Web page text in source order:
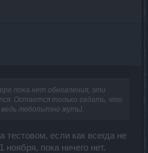
пока нет обновления, эти
Остается только гадать, что
любопытно жуть).
если как всегда не
ноября, пока ничего нет.